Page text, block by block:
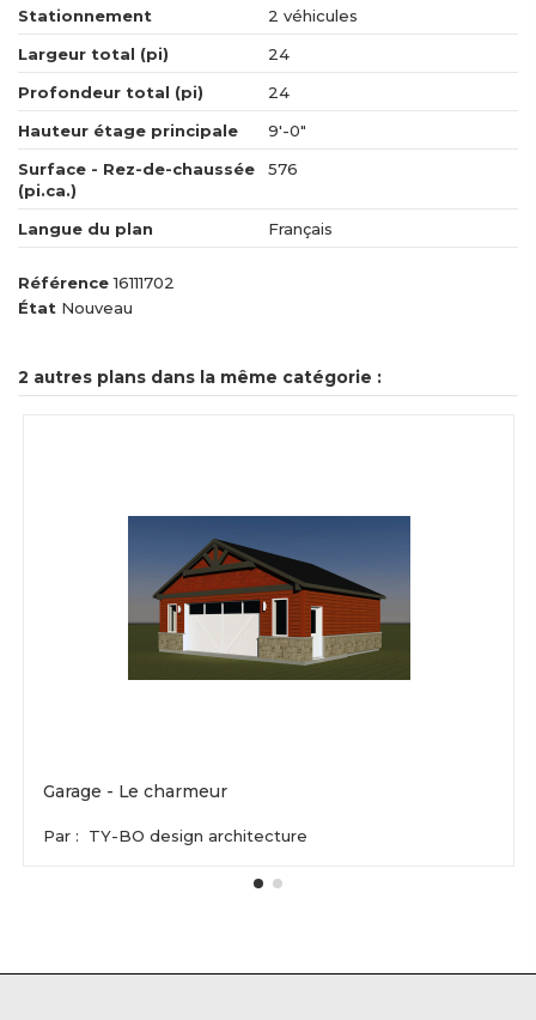
Stationnement
2 véhicules
Largeur total (pi)
24
Profondeur total (pi)
24
Hauteur étage principale
9'-0"
Surface - Rez-de-chaussée
(pi.ca.)
576
Langue du plan Français
Référence 16111702
État Nouveau
2 autres plans dans la même catégorie :
Garage - Le charmeur
Par : TY-BO design architecture